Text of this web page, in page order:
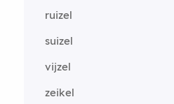
ruizel
suizel
vijzel
zeikel